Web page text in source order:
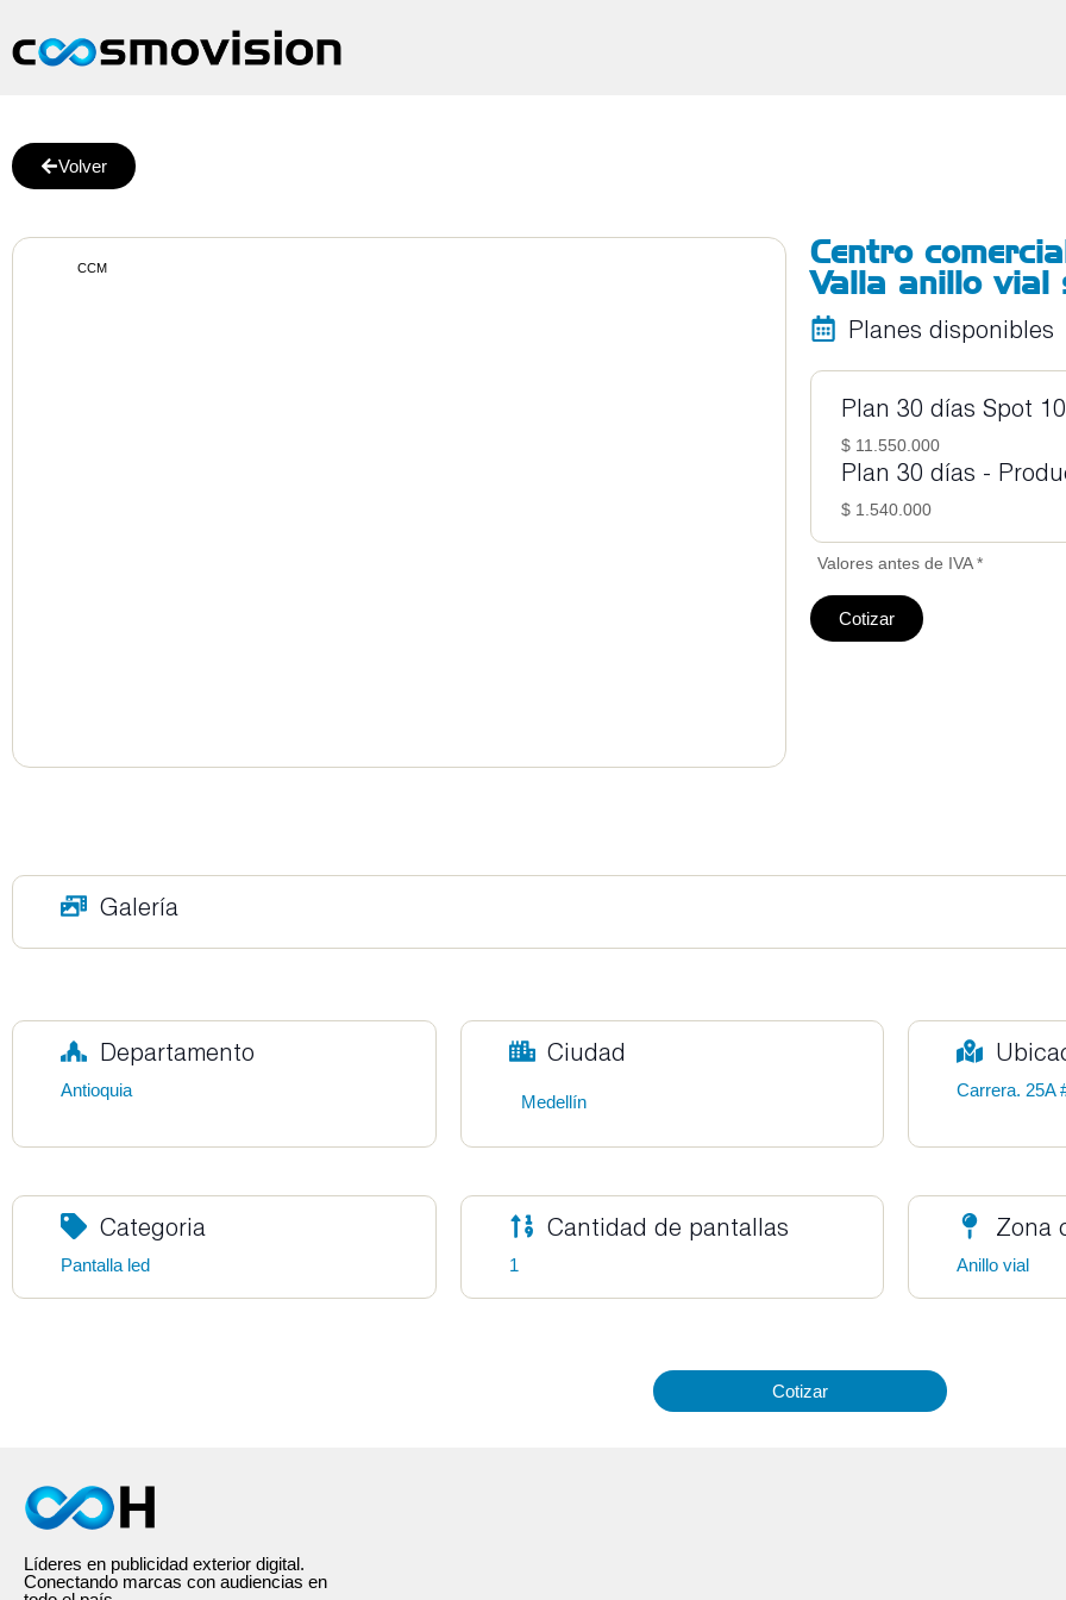
Volver
CCM
Centro
Valla anillo vial
Planes disponibles
Plan 30 días Spot
$ 11.550.000
Plan 30 días -
$ 1.540.000
Valores antes de IVA *
Cotizar
Galería
Departamento
Antioquia
Ciudad
Medellín
Carrera. 25A
Categoria
Pantalla led
Cantidad de pantallas
1
Zona
Anillo vial
Cotizar
Líderes en publicidad exterior digital.
Conectando marcas con audiencias en